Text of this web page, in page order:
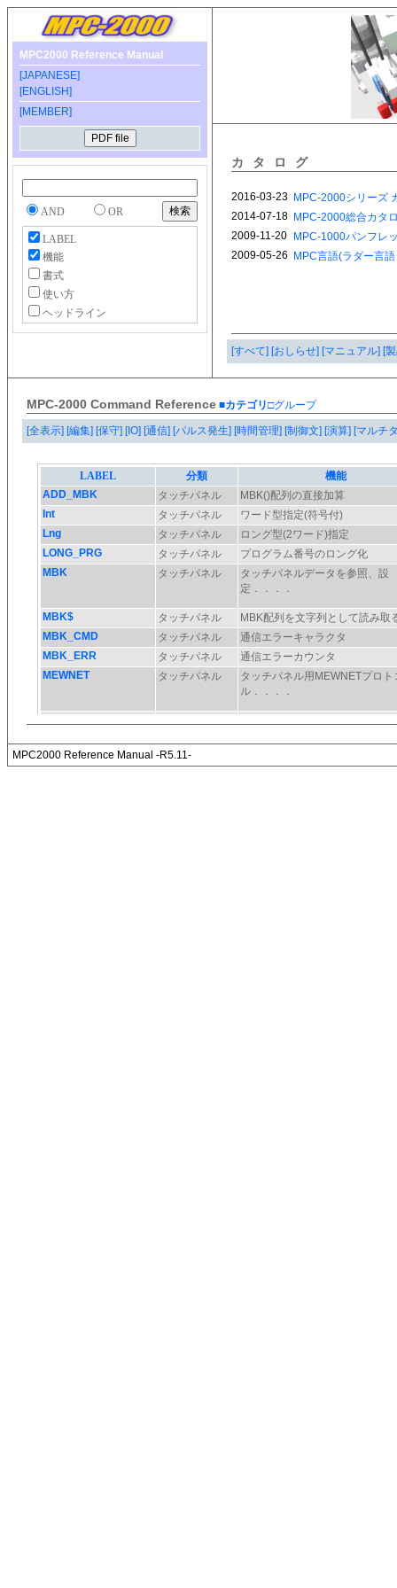
MPC2000 Reference Manual
[JAPANESE]
[ENGLISH]
[MEMBER]
AND OR
LABEL
機能
書式
使い方
ヘッドライン
カタログ
[すべて] [おしらせ] [マニュアル] [
MPC-2000 Command Reference ■カテゴリ□グループ
[全表示] [編集] [保守] [IO] [通信] [パルス発生] [時間管理] [制御文] [演算] [マルチ
MPC2000 Reference Manual -R5.11-